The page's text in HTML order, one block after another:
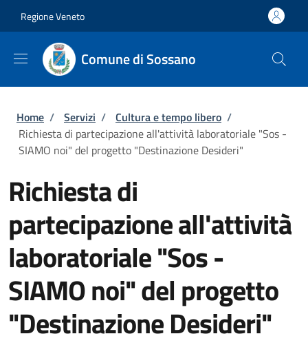
Regione Veneto
Comune di Sossano
Briciole di pane
Home / Servizi / Cultura e tempo libero /
Richiesta di partecipazione all'attività laboratoriale "Sos -
SIAMO noi" del progetto "Destinazione Desideri"
Richiesta di
partecipazione all'attività
laboratoriale "Sos -
SIAMO noi" del progetto
"Destinazione Desideri"